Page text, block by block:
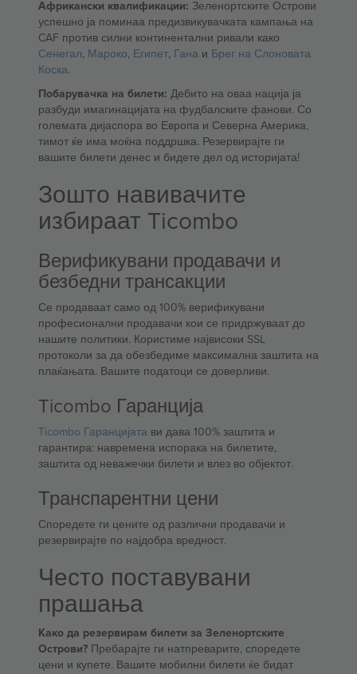
Африкански квалификации: Зеленортските Острови
успешно ја поминаа предизвикувачката кампања на
CAF против силни континентални ривали како
Сенегал, Мароко, Египет, Гана и Брег на Слоновата
Коска.
Побарувачка на билети: Дебито на оваа нација ја
разбуди имагинацијата на фудбалските фанови. Со
големата дијаспора во Европа и Северна Америка,
тимот ќе има моќна поддршка. Резервирајте ги
вашите билети денес и бидете дел од историјата!
Зошто навивачите
избираат Ticombo
Верификувани продавачи и
безбедни трансакции
Се продаваат само од 100% верификувани
професионални продавачи кои се придржуваат до
нашите политики. Користиме највисоки SSL
протоколи за да обезбедиме максимална заштита на
плаќањата. Вашите податоци се доверливи.
Ticombo Гаранција
Ticombo Гаранцијата ви дава 100% заштита и
гарантира: навремена испорака на билетите,
заштита од неважечки билети и влез во објектот.
Транспарентни цени
Споредете ги цените од различни продавачи и
резервирајте по најдобра вредност.
Често поставувани
прашања
Како да резервирам билети за Зеленортските
Острови? Пребарајте ги натпреварите, споредете
цени и купете. Вашите мобилни билети ќе бидат